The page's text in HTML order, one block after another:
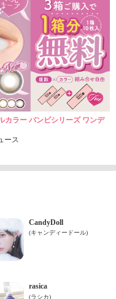
ラー バンビシリーズ ワンデ
ース